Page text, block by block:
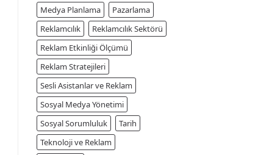
Medya Planlama
Pazarlama
Reklamcılık
Reklamcılık Sektörü
Reklam Etkinliği Ölçümü
Reklam Stratejileri
Sesli Asistanlar ve Reklam
Sosyal Medya Yönetimi
Sosyal Sorumluluk
Tarih
Teknoloji ve Reklam